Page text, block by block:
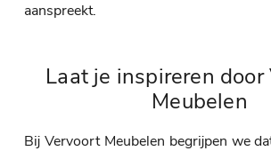
aanspreekt.
Laat je inspireren
Meubelen
Bij Vervoort Meubelen begrijpen we